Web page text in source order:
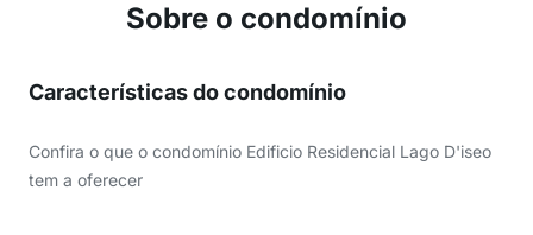
Sobre o condomínio
Características do condomínio
Confira o que o condomínio Edificio Residencial Lago D'iseo
tem a oferecer